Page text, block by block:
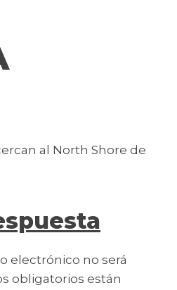
al North Shore de
electrónico no será
obligatorios están